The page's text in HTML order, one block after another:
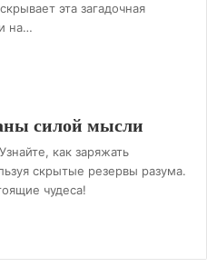
эта загадочная
на…
силой мысли
как заряжать
скрытые резервы разума.
чудеса!